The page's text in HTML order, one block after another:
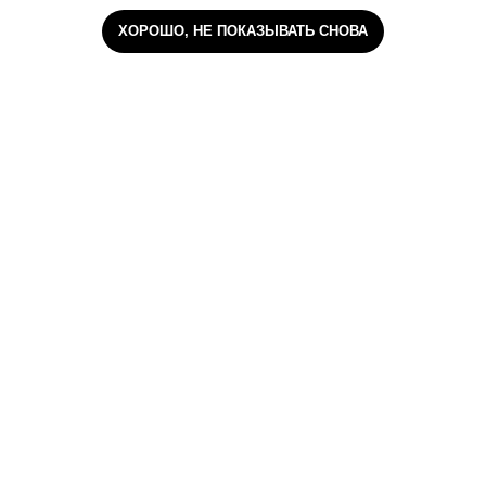
ХОРОШО, НЕ ПОКАЗЫВАТЬ СНОВА